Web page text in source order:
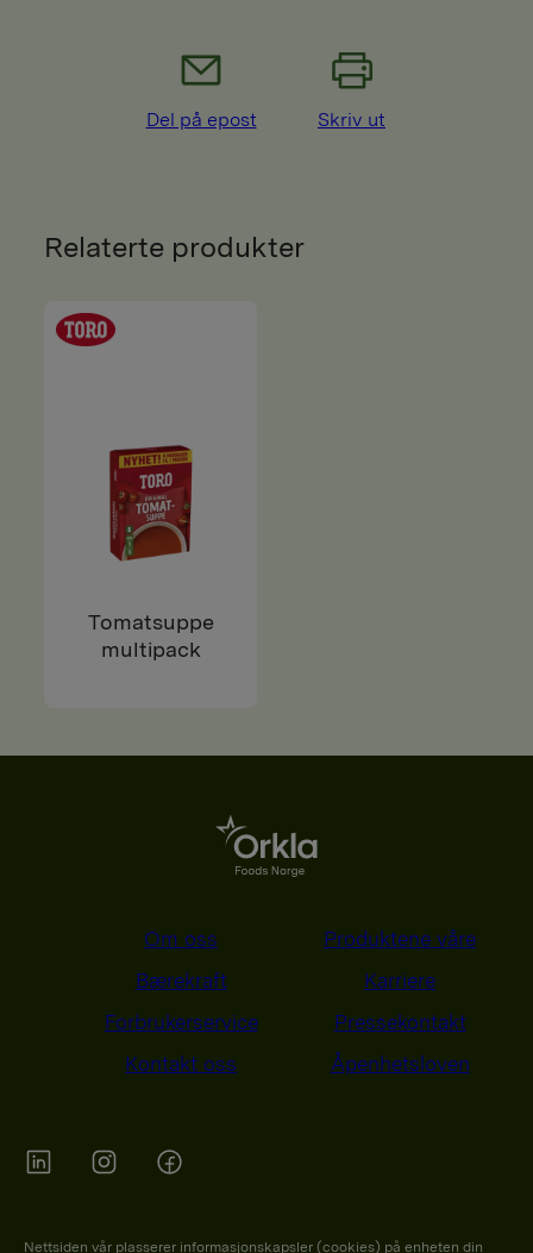
Del på epost Skriv ut
Relaterte produkter
Tomatsuppe
multipack
Om oss
Produktene våre
Bærekraft
Karriere
Forbrukerservice
Pressekontakt
Kontakt oss
Åpenhetsloven
Nettsiden vår plasserer informasjonskapsler (cookies) på enheten din